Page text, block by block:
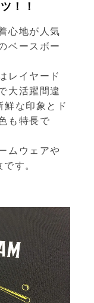
！！
心地が人気
ベースボー
レイヤード
大活躍間違
鮮な印象とド
も特長で
ムウェアや
す。